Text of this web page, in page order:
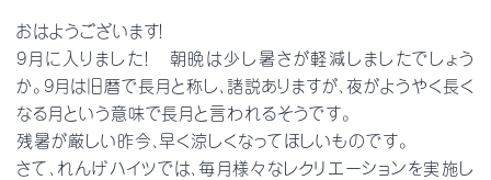
おはようございます！
9月に入りました！ 朝晩は少し暑さが軽減しましたでしょう
か。9月は旧暦で長月と称し、諸説ありますが、夜がようやく長く
なる月という意味で長月と言われるそうです。
残暑が厳しい昨今、早く涼しくなってほしいものです。
さて、れんげハイツでは、毎月様々なレクリエーションを実施し